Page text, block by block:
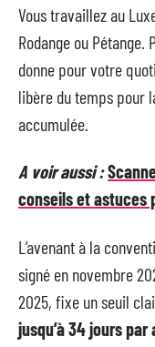
Vous travaillez au
Rodange ou
donne pour votre
libère du temps pour
accumulée.
A voir aussi :
conseils et astuces
L’avenant à la
signé en novembre
2025, fixe un seuil
jusqu’à 34 jours